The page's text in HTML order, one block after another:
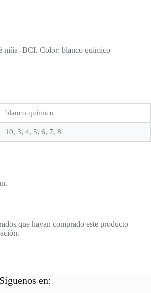
niña -BCI. Color: blanco químico
blanco químico
10, 3, 4, 5, 6, 7, 8
que hayan comprado este producto
Síguenos en: